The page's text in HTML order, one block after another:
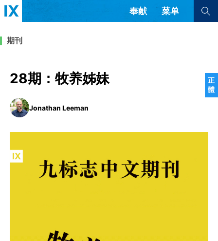
正
體
奉献 菜单
教会带领 解经式讲道与神学
福音传讲与宣教
团契生活与祷告
查看全部
查看全部
西班牙语
葡萄牙语
俄语
乌兹别克语
达里语
波斯语
罗马尼亚语
波兰语
期刊
28期：牧养姊妹
Jonathan Leeman